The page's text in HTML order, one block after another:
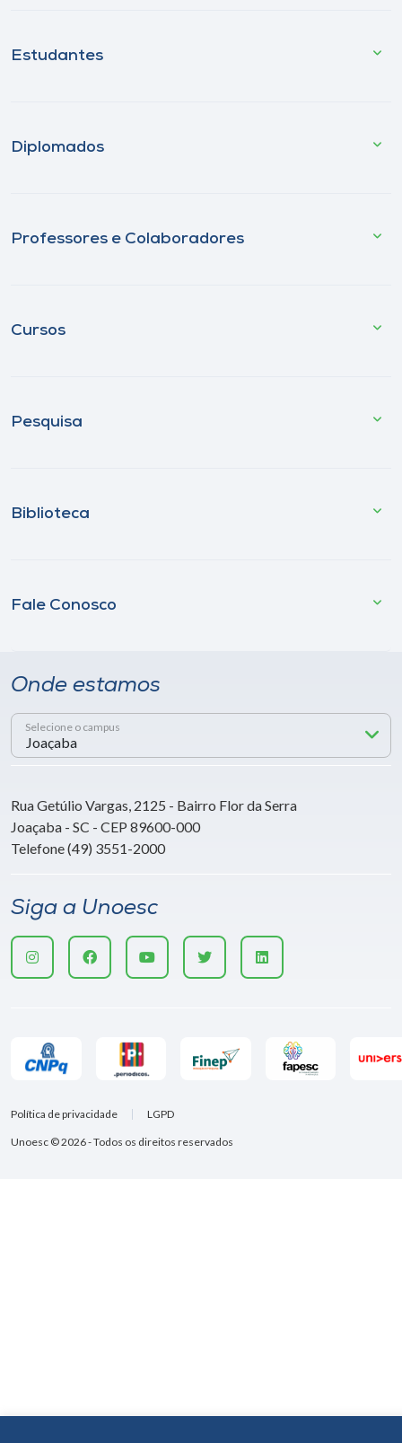
Estudantes
Diplomados
Professores e Colaboradores
Cursos
Pesquisa
Biblioteca
Fale Conosco
Onde estamos
Selecione o campus
Rua Getúlio Vargas, 2125 - Bairro Flor da Serra
Joaçaba - SC - CEP 89600-000
Telefone (49) 3551-2000
Siga a Unoesc
Unoesc © 2026 - Todos os direitos reservados
Política de privacidade LGPD